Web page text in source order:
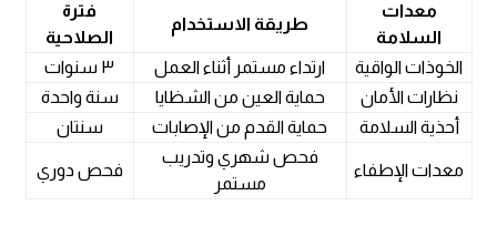
معدات
السلامة
طريقة الاستخدام
فترة
الصلاحية
الخوذات الواقية
ارتداء مستمر أثناء العمل
٣ سنوات
نظارات الأمان
حماية العين من الشظايا
سنة واحدة
أحذية السلامة
حماية القدم من الإصابات سنتان
معدات الإطفاء
فحص شهري وتدريب
مستمر
فحص دوري